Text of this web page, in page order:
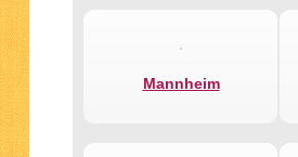
Mannheim